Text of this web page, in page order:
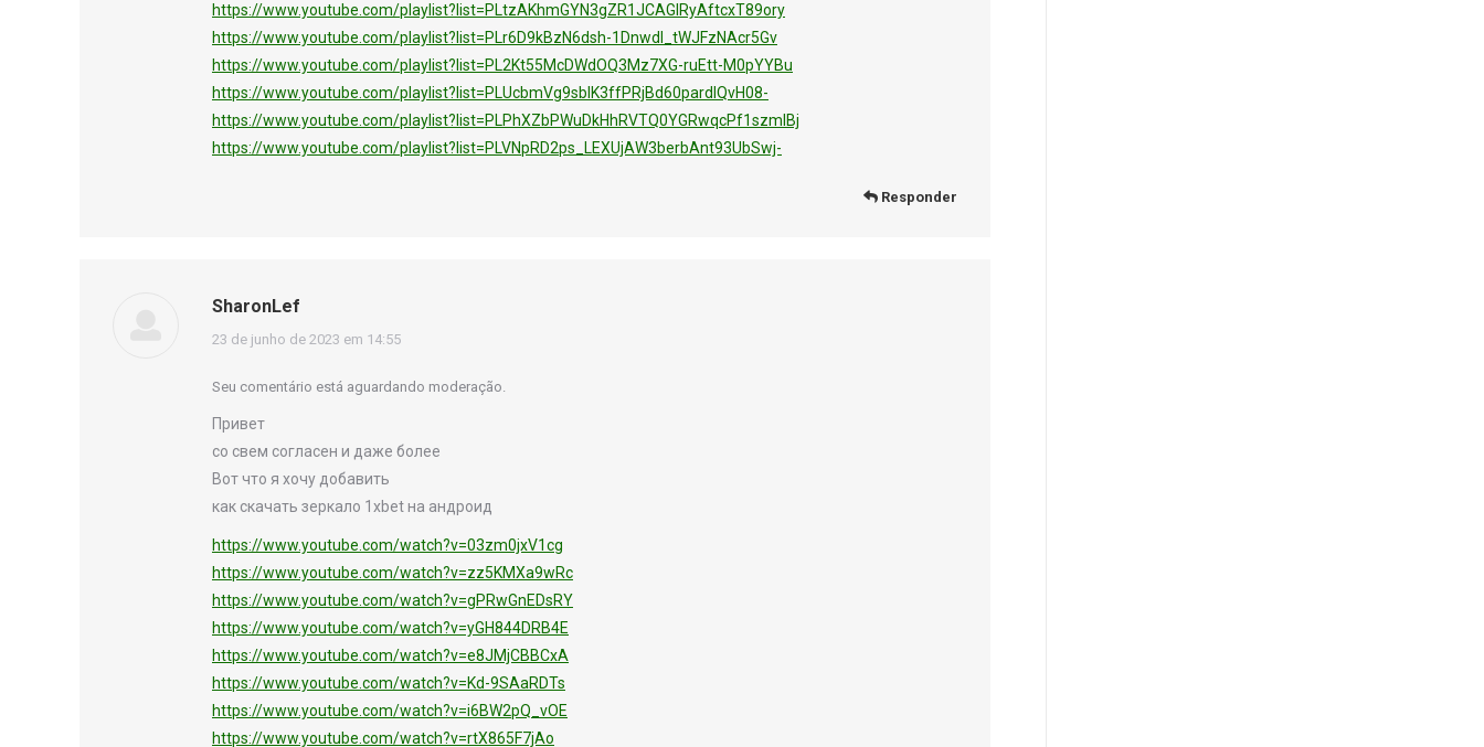
https://www.youtube.com/playlist?list=PLtzAKhmGYN3gZR1JCAGIRyAftcxT89ory
https://www.youtube.com/playlist?list=PLr6D9kBzN6dsh-1Dnwdl_tWJFzNAcr5Gv
https://www.youtube.com/playlist?list=PL2Kt55McDWdOQ3Mz7XG-ruEtt-M0pYYBu
https://www.youtube.com/playlist?list=PLUcbmVg9sblK3ffPRjBd60pardlQvH08-
https://www.youtube.com/playlist?list=PLPhXZbPWuDkHhRVTQ0YGRwqcPf1szmlBj
https://www.youtube.com/playlist?list=PLVNpRD2ps_LEXUjAW3berbAnt93UbSwj-
Responder
SharonLef
disse:
23 de junho de 2023 em 14:55
Seu comentário está aguardando moderação.
Привет
со свем согласен и даже более
Вот что я хочу добавить
как скачать зеркало 1xbet на андроид
https://www.youtube.com/watch?v=03zm0jxV1cg
https://www.youtube.com/watch?v=zz5KMXa9wRc
https://www.youtube.com/watch?v=gPRwGnEDsRY
https://www.youtube.com/watch?v=yGH844DRB4E
https://www.youtube.com/watch?v=e8JMjCBBCxA
https://www.youtube.com/watch?v=Kd-9SAaRDTs
https://www.youtube.com/watch?v=i6BW2pQ_vOE
https://www.youtube.com/watch?v=rtX865F7jAo